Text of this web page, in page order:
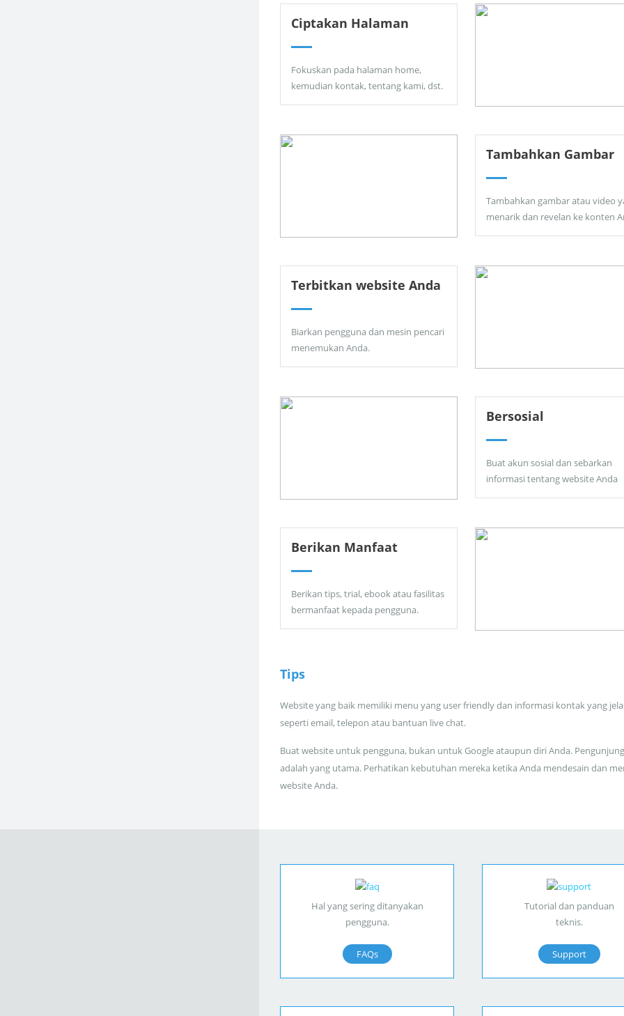
Ciptakan Halaman
Fokuskan pada halaman home,
kemudian kontak, tentang kami, dst.
Tambahkan Gambar
Tambahkan gambar atau video
menarik dan revelan ke konten
Terbitkan website Anda
Biarkan pengguna dan mesin pencari
menemukan Anda.
Bersosial
Buat akun sosial dan sebarkan
informasi tentang website Anda
Berikan Manfaat
Berikan tips, trial, ebook atau fasilitas
bermanfaat kepada pengguna.
Tips
Website yang baik memiliki menu yang user friendly dan informasi kontak yang
seperti email, telepon atau bantuan live chat.
Buat website untuk pengguna, bukan untuk Google ataupun diri Anda.
adalah yang utama. Perhatikan kebutuhan mereka ketika Anda mendesain dan
website Anda.
Hal yang sering ditanyakan
pengguna.
FAQs
Tutorial dan panduan
teknis.
Support